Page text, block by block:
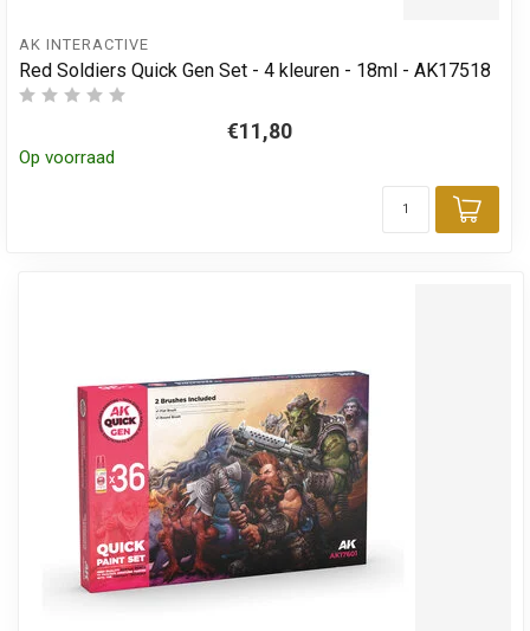
AK INTERACTIVE
Red Soldiers Quick Gen Set - 4 kleuren - 18ml - AK17518
€11,80
Op voorraad